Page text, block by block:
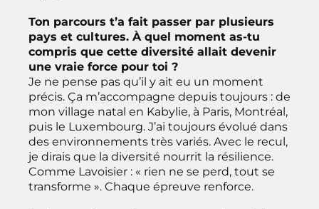
Ton parcours t’a fait passer par plusieurs
pays et cultures. À quel moment as-tu
compris que cette diversité allait devenir
une vraie force pour toi ?
Je ne pense pas qu’il y ait eu un moment
précis. Ça m’accompagne depuis toujours : de
mon village natal en Kabylie, à Paris, Montréal,
puis le Luxembourg. J’ai toujours évolué dans
des environnements très variés. Avec le recul,
je dirais que la diversité nourrit la résilience.
Comme Lavoisier : « rien ne se perd, tout se
transforme ». Chaque épreuve renforce.